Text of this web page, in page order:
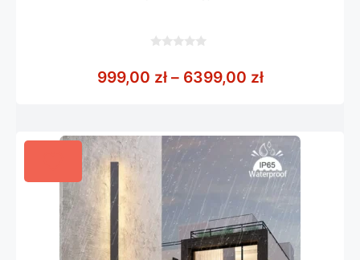
5
999,00 zł – 6399,00 złZakres cen: